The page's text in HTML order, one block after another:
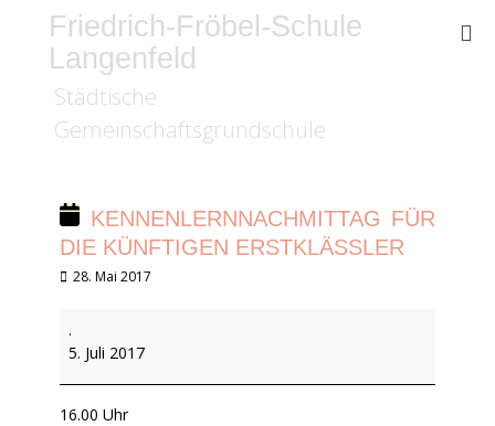
Friedrich-Fröbel-Schule
Langenfeld
Städtische
Gemeinschaftsgrundschule
KENNENLERNNACHMITTAG FÜR
DIE KÜNFTIGEN ERSTKLÄSSLER
Veröffentlicht
28. Mai 2017
für
die
künftigen
Erstklässler
.
5. Juli 2017
16.00 Uhr